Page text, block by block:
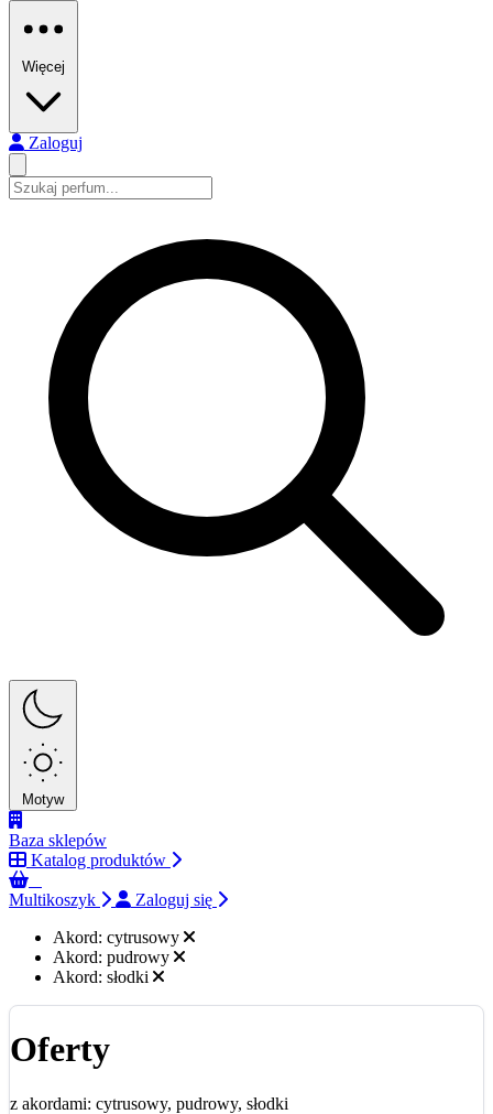
Więcej
Zaloguj
Motyw
Baza sklepów
Katalog produktów
Multikoszyk
Zaloguj się
Akord: cytrusowy
Akord: pudrowy
Akord: słodki
Oferty
z akordami: cytrusowy, pudrowy, słodki